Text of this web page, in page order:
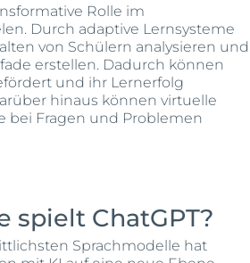
Rolle im
Durch adaptive Lernsysteme
von Schülern analysieren und
erstellen. Dadurch können
und ihr Lernerfolg
hinaus können virtuelle
bei Fragen und Problemen
spielt ChatGPT?
Sprachmodelle hat